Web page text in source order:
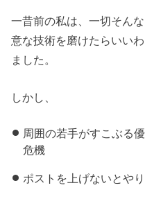
一昔前の私は、一切そん
意な技術を磨けたらいい
ました。
しかし、
周囲の若手がすこぶる
危機
ポストを上げないとや